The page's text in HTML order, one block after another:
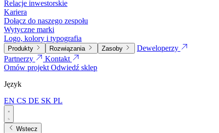
Relacje inwestorskie
Kariera
Dołącz do naszego zespołu
Wytyczne marki
Logo, kolory i typografia
Produkty Rozwiązania Zasoby
Deweloperzy
Partnerzy
Kontakt
Omów projektOdwiedź sklep
Język
EN CS DE SK PL
Wstecz